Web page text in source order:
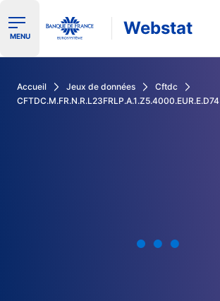
Ouvrir le menu de navigation
MENU Webstat
Accueil Jeux de données
Cftdc
CFTDC.M.FR.N.R.L23FRLP.A.1.Z5.4000.EUR.E.D74